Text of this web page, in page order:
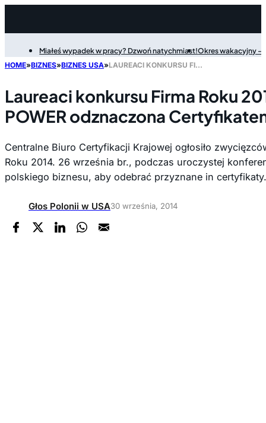
Miałeś wypadek w pracy? Dzwoń natychmiast!Okres wakacyjny -
HOME»BIZNES»BIZNES USA» LAUREACI KONKURSU FIRMA ROKU 2014 OGŁOSZENI. AGENCJA POWER ODZNACZONA CERTYFIKATEM PLATYNOWYM
Laureaci konkursu Firma Roku
POWER odznaczona
Centralne Biuro Certyfikacji Krajowej ogłosiło
Roku 2014. 26 września br., podczas uroczystej
polskiego biznesu, aby odebrać przyznane in certyfikaty.
Głos Polonii w USA30 września, 2014
Filter